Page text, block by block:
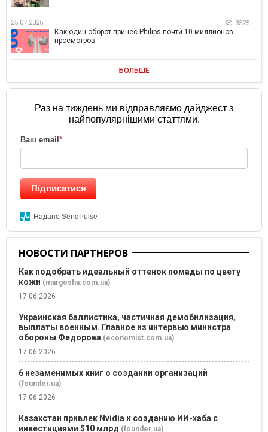
25.07.2026 3525
Как один оборот принес Philips почти 10 миллионов
просмотров
БОЛЬШЕ
Раз на тиждень ми відправляємо дайджест з
найпопулярнішими статтями.
Ваш email *
Підписатися
Надано SendPulse
НОВОСТИ ПАРТНЕРОВ
Как подобрать идеальный оттенок помады по цвету
кожи (margosha.com.ua)
17.06.2026
Украинская баллистика, частичная демобилизация,
выплаты военным. Главное из интервью министра
обороны Федорова (economist.com.ua)
17.06.2026
6 незаменимых книг о создании организаций
(founder.ua)
17.06.2026
Казахстан привлек Nvidia к созданию ИИ-хаба с
инвестициями $10 млрд (founder.ua)